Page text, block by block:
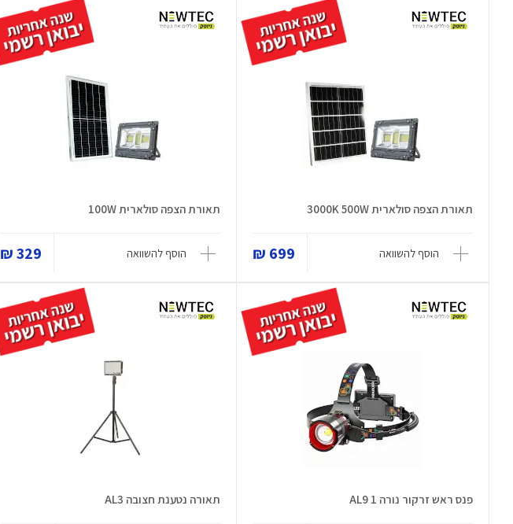
תאורת הצפה סולארית 3000K 500W
הוסף להשוואה 699 ₪
תאורת הצפה סולארית 100W
הוסף להשוואה 329 ₪
פנס ראש זרקור נורה AL9 1 תאורה נטענת חצובה AL3